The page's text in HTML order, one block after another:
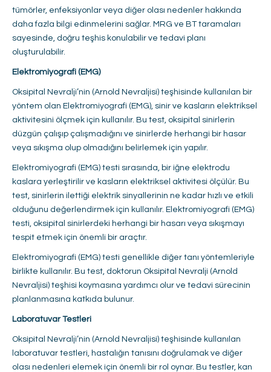
tümörler, enfeksiyonlar veya diğer olası nedenler hakkında
daha fazla bilgi edinmelerini sağlar. MRG ve BT taramaları
sayesinde, doğru teşhis konulabilir ve tedavi planı
oluşturulabilir.
Elektromiyografi (EMG)
Oksipital Nevralji’nin (Arnold Nevraljisi) teşhisinde kullanılan bir
yöntem olan Elektromiyografi (EMG), sinir ve kasların elektriksel
aktivitesini ölçmek için kullanılır. Bu test, oksipital sinirlerin
düzgün çalışıp çalışmadığını ve sinirlerde herhangi bir hasar
veya sıkışma olup olmadığını belirlemek için yapılır.
Elektromiyografi (EMG) testi sırasında, bir iğne elektrodu
kaslara yerleştirilir ve kasların elektriksel aktivitesi ölçülür. Bu
test, sinirlerin ilettiği elektrik sinyallerinin ne kadar hızlı ve etkili
olduğunu değerlendirmek için kullanılır. Elektromiyografi (EMG)
testi, oksipital sinirlerdeki herhangi bir hasarı veya sıkışmayı
tespit etmek için önemli bir araçtır.
Elektromiyografi (EMG) testi genellikle diğer tanı yöntemleriyle
birlikte kullanılır. Bu test, doktorun Oksipital Nevralji (Arnold
Nevraljisi) teşhisi koymasına yardımcı olur ve tedavi sürecinin
planlanmasına katkıda bulunur.
Laboratuvar Testleri
Oksipital Nevralji’nin (Arnold Nevraljisi) teşhisinde kullanılan
laboratuvar testleri, hastalığın tanısını doğrulamak ve diğer
olası nedenleri elemek için önemli bir rol oynar. Bu testler, kan